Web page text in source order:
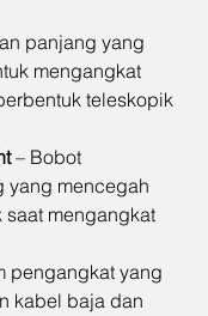
panjang yang
mengangkat
teleskopik
– Bobot
yang mencegah
saat mengangkat
pengangkat yang
kabel baja dan